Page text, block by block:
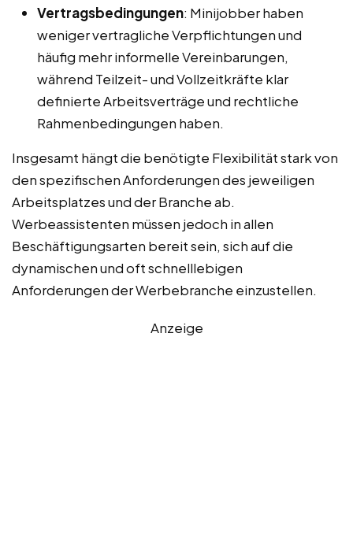
Vertragsbedingungen: Minijobber haben
weniger vertragliche Verpflichtungen und
häufig mehr informelle Vereinbarungen,
während Teilzeit- und Vollzeitkräfte klar
definierte Arbeitsverträge und rechtliche
Rahmenbedingungen haben.
Insgesamt hängt die benötigte Flexibilität stark von
den spezifischen Anforderungen des jeweiligen
Arbeitsplatzes und der Branche ab.
Werbeassistenten müssen jedoch in allen
Beschäftigungsarten bereit sein, sich auf die
dynamischen und oft schnelllebigen
Anforderungen der Werbebranche einzustellen.
Anzeige